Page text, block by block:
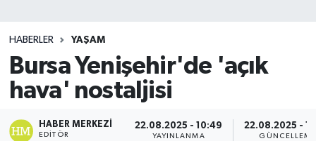
HABERLER YAŞAM
Bursa Yenişehir'de 'açık
hava' nostaljisi
HABER MERKEZI
EDITÖR
22.08.2025 - 10:49
YAYINLANMA
22.08.2025 -
GÜNCELLEME
Teknoloji
TRABZON
TRABZONSPOR